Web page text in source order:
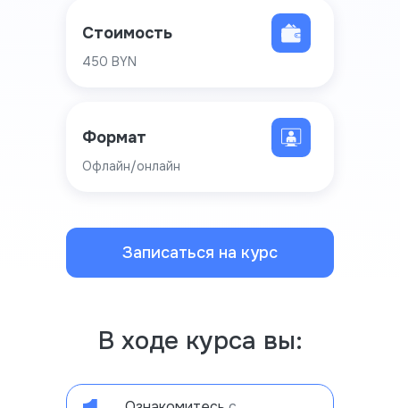
Записаться на курс
Стоимость
450 BYN
Формат
Офлайн/онлайн
В ходе курса вы: